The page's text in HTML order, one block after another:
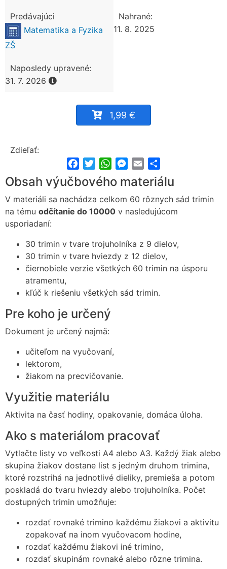
Predávajúci
Matematika a Fyzika
ZŠ
Nahrané:
11. 8. 2025
Naposledy upravené:
31. 7. 2026
1,99 €
Zdieľať:
FacebookTwitterWhatsApp
Messenger
Email
Obsah výučbového materiálu
V materiáli sa nachádza celkom 60 rôznych sád trimin
na tému odčítanie do 10000 v nasledujúcom
usporiadaní:
30 trimin v tvare trojuholníka z 9 dielov,
30 trimin v tvare hviezdy z 12 dielov,
čiernobiele verzie všetkých 60 trimin na úsporu
atramentu,
kľúč k riešeniu všetkých sád trimin.
Pre koho je určený
Dokument je určený najmä:
učiteľom na vyučovaní,
lektorom,
žiakom na precvičovanie.
Využitie materiálu
Aktivita na časť hodiny, opakovanie, domáca úloha.
Ako s materiálom pracovať
Vytlačte listy vo veľkosti A4 alebo A3. Každý žiak alebo
skupina žiakov dostane list s jedným druhom trimina,
ktoré rozstrihá na jednotlivé dieliky, premieša a potom
poskladá do tvaru hviezdy alebo trojuholníka. Počet
dostupných trimin umožňuje:
rozdať rovnaké trimino každému žiakovi a aktivitu
zopakovať na inom vyučovacom hodine,
rozdať každému žiakovi iné trimino,
rozdať skupinám rovnaké alebo rôzne trimina.